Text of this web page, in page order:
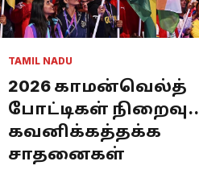
TAMIL NADU
2026 காமன்வெல்த்
போட்டிகள் நிறைவு..
கவனிக்கத்தக்க
சாதனைகள்